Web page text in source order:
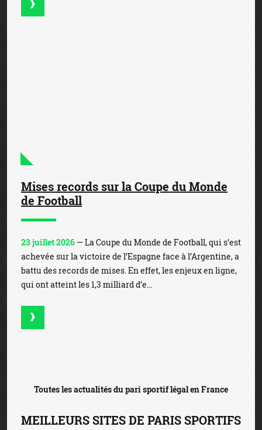
Mises records sur la Coupe du Monde
de Football
23 juillet 2026 — La Coupe du Monde de Football, qui s’est
achevée sur la victoire de l’Espagne face à l’Argentine, a
battu des records de mises. En effet, les enjeux en ligne,
qui ont atteint les 1,3 milliard d’e...
Toutes les actualités du pari sportif légal en France
MEILLEURS SITES DE PARIS SPORTIFS